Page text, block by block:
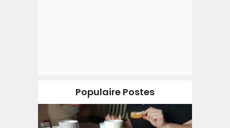
Populaire Postes